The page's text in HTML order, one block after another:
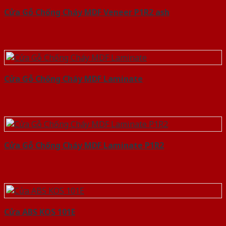
Cửa Gỗ Chống Cháy MDF Veneer P1R2 ash
Cửa Gỗ Chống Cháy MDF Laminate
Cửa Gỗ Chống Cháy MDF Laminate P1R2
Cửa ABS KOS 101E